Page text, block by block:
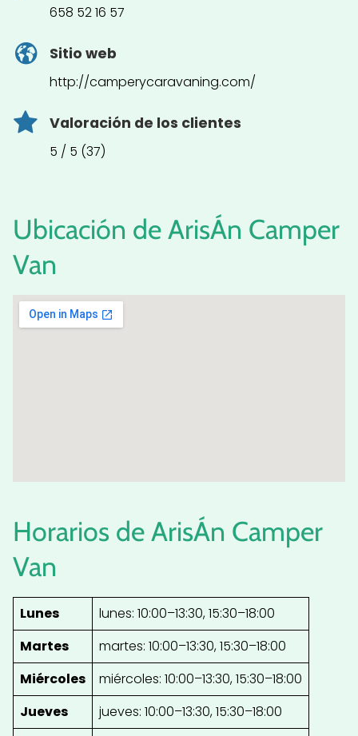
658 52 16 57
Sitio web
http://camperycaravaning.com/
Valoración de los clientes
5 / 5 (37)
Ubicación de ArisÁn Camper
Van
Horarios de ArisÁn Camper
Van
Lunes
lunes: 10:00–13:30, 15:30–18:00
Martes
martes: 10:00–13:30, 15:30–18:00
Miércoles
miércoles: 10:00–13:30, 15:30–18:00
Jueves
jueves: 10:00–13:30, 15:30–18:00